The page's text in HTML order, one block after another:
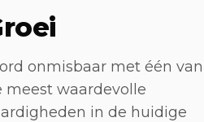
onmisbaar met één van
meest waardevolle
in de huidige